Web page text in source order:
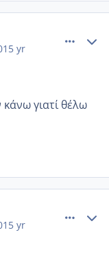
15 yr
γιατί θέλω
15 yr